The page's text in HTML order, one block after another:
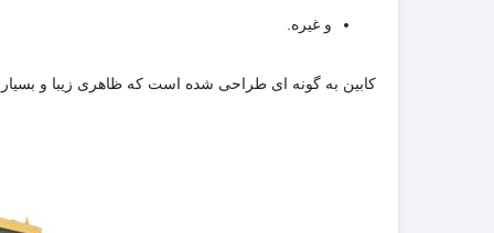
و غیره.
کابین به گونه ای طراحی شده است که ظاهری زیبا و